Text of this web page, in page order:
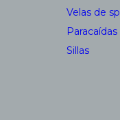
Velas de
Paracaídas
Sillas